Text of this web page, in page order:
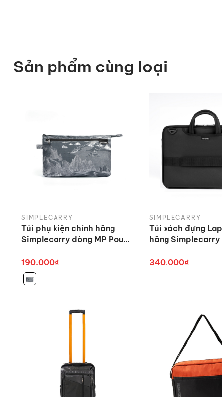
Sản phẩm cùng loại
SIMPLECARRY
Túi phụ kiện chính hãng
Simplecarry dòng MP Pouch
190.000₫
SIMPLECARRY
Túi xách đựng
hãng Simplecarry
340.000₫